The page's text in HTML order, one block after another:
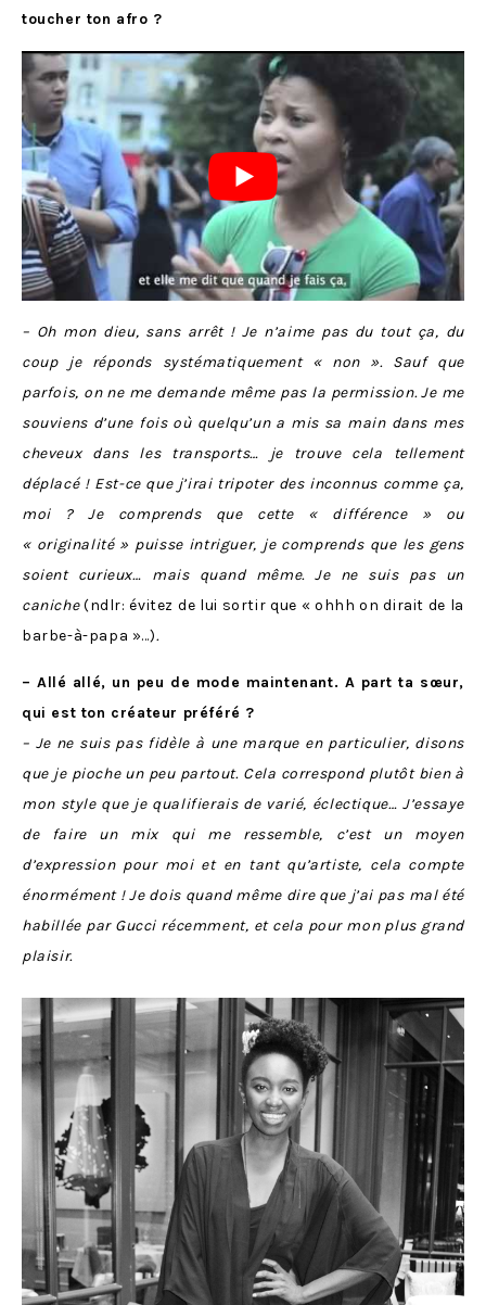
toucher ton afro ?
– Oh mon dieu, sans arrêt ! Je n’aime pas du tout ça, du
coup je réponds systématiquement « non ». Sauf que
parfois, on ne me demande même pas la permission. Je me
souviens d’une fois où quelqu’un a mis sa main dans mes
cheveux dans les transports… je trouve cela tellement
déplacé ! Est-ce que j’irai tripoter des inconnus comme ça,
moi ? Je comprends que cette « différence » ou
« originalité » puisse intriguer, je comprends que les gens
soient curieux… mais quand même. Je ne suis pas un
caniche(ndlr: évitez de lui sortir que « ohhh on dirait de la
barbe-à-papa »…).
– Allé allé, un peu de mode maintenant. A part ta sœur,
qui est ton créateur préféré ?
– Je ne suis pas fidèle à une marque en particulier, disons
que je pioche un peu partout. Cela correspond plutôt bien à
mon style que je qualifierais de varié, éclectique… J’essaye
de faire un mix qui me ressemble, c’est un moyen
d’expression pour moi et en tant qu’artiste, cela compte
énormément ! Je dois quand même dire que j’ai pas mal été
habillée par Gucci récemment, et cela pour mon plus grand
plaisir.